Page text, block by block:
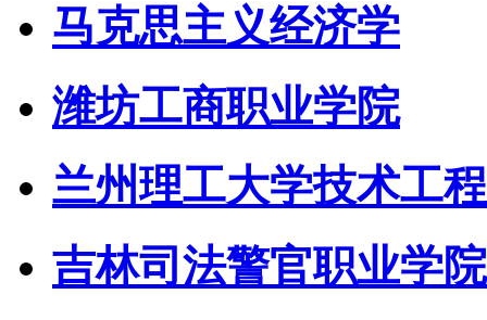
马克思主义经济学
潍坊工商职业学院
兰州理工大学技术工
吉林司法警官职业学院